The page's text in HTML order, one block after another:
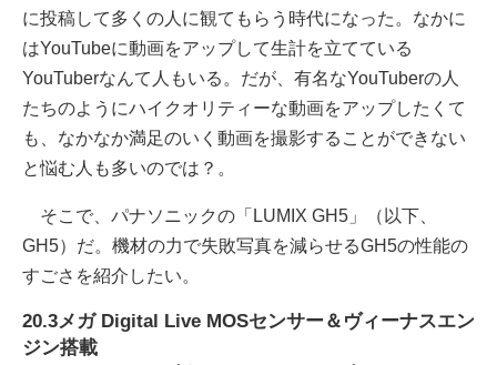
に投稿して多くの人に観てもらう時代になった。なかに
はYouTubeに動画をアップして生計を立てている
YouTuberなんて人もいる。だが、有名なYouTuberの人
たちのようにハイクオリティーな動画をアップしたくて
も、なかなか満足のいく動画を撮影することができない
と悩む人も多いのでは？。
そこで、パナソニックの「LUMIX GH5」（以下、
GH5）だ。機材の力で失敗写真を減らせるGH5の性能の
すごさを紹介したい。
20.3メガ Digital Live MOSセンサー＆ヴィーナスエン
ジン搭載